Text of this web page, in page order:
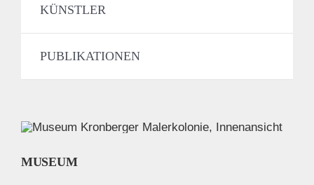
KÜNSTLER
PUBLIKATIONEN
MUSEUM